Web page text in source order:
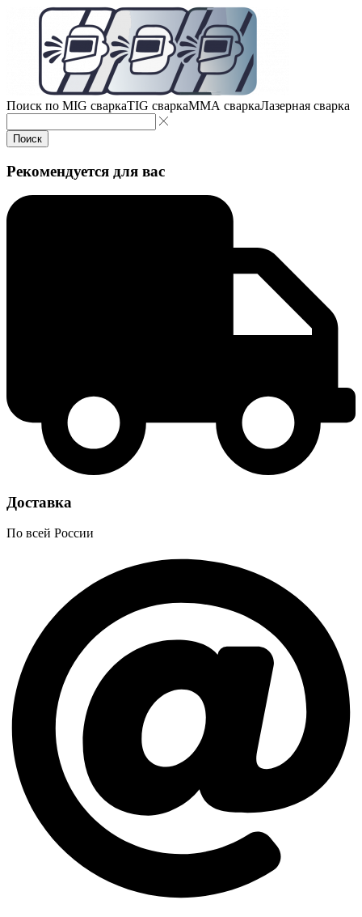
Поиск по MIG сваркаTIG сваркаMMA сваркаЛазерная сварка
Поиск
Рекомендуется для вас
Доставка
По всей России